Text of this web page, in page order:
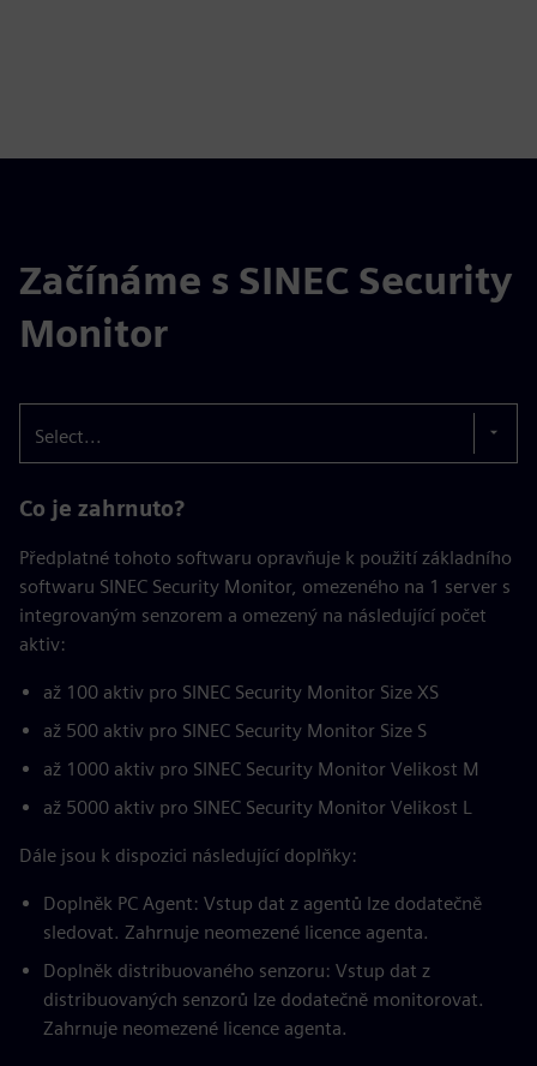
Začínáme s SINEC Security
Monitor
Select...
Co je zahrnuto?
Předplatné tohoto softwaru opravňuje k použití základního
softwaru SINEC Security Monitor, omezeného na 1 server s
integrovaným senzorem a omezený na následující počet
aktiv:
až 100 aktiv pro SINEC Security Monitor Size XS
až 500 aktiv pro SINEC Security Monitor Size S
až 1000 aktiv pro SINEC Security Monitor Velikost M
až 5000 aktiv pro SINEC Security Monitor Velikost L
Dále jsou k dispozici následující doplňky:
Doplněk PC Agent: Vstup dat z agentů lze dodatečně
sledovat. Zahrnuje neomezené licence agenta.
Doplněk distribuovaného senzoru: Vstup dat z
distribuovaných senzorů lze dodatečně monitorovat.
Zahrnuje neomezené licence agenta.